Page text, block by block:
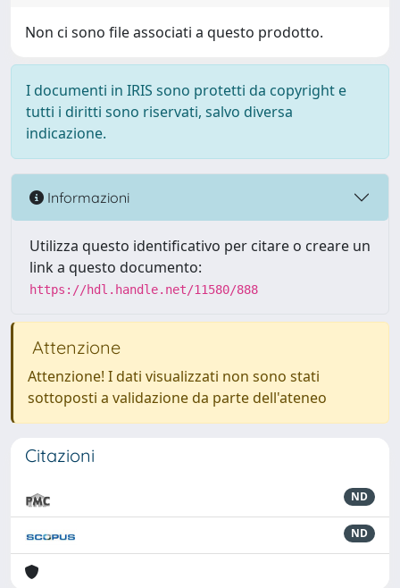
Non ci sono file associati a questo prodotto.
I documenti in IRIS sono protetti da copyright e
tutti i diritti sono riservati, salvo diversa
indicazione.
Informazioni
Utilizza questo identificativo per citare o creare un
link a questo documento:
https://hdl.handle.net/11580/888
Attenzione
Attenzione! I dati visualizzati non sono stati
sottoposti a validazione da parte dell'ateneo
Citazioni
ND
ND